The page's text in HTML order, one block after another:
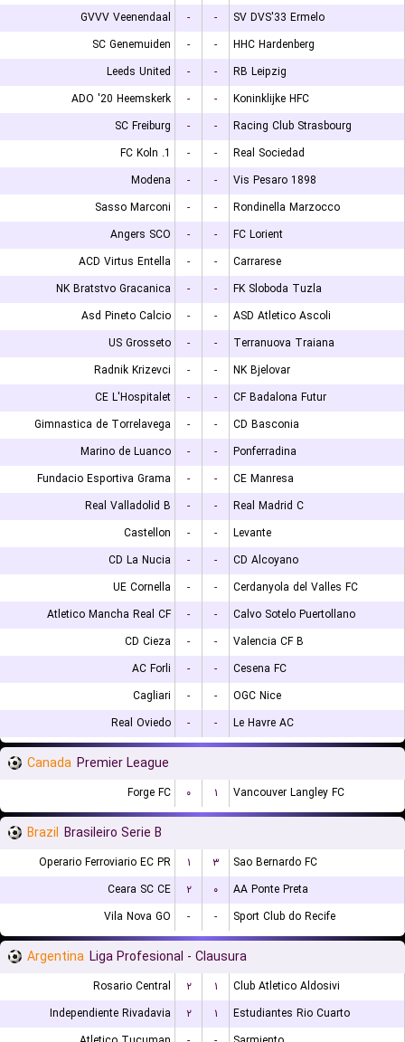
GVVV Veenendaal
- -
SV DVS'33 Ermelo
SC Genemuiden
- -
HHC Hardenberg
Leeds United
- -
RB Leipzig
ADO '20 Heemskerk
- -
Koninklijke HFC
SC Freiburg
- -
Racing Club Strasbourg
1. FC Koln
- -
Real Sociedad
Modena
- -
Vis Pesaro 1898
Sasso Marconi
- -
Rondinella Marzocco
Angers SCO
- -
FC Lorient
ACD Virtus Entella
- -
Carrarese
NK Bratstvo Gracanica
- -
FK Sloboda Tuzla
Asd Pineto Calcio
- -
ASD Atletico Ascoli
US Grosseto
- -
Terranuova Traiana
Radnik Krizevci
- -
NK Bjelovar
CE L'Hospitalet
- -
CF Badalona Futur
Gimnastica de Torrelavega
- -
CD Basconia
Marino de Luanco
- -
Ponferradina
Fundacio Esportiva Grama
- -
CE Manresa
Real Valladolid B
- -
Real Madrid C
Castellon
- -
Levante
CD La Nucia
- -
CD Alcoyano
UE Cornella
- -
Cerdanyola del Valles FC
Atletico Mancha Real CF
- -
Calvo Sotelo Puertollano
CD Cieza
- -
Valencia CF B
AC Forli
- -
Cesena FC
Cagliari
- -
OGC Nice
Real Oviedo
- - Le Havre AC
Canada Premier League
Forge FC ۰ ۱ Vancouver Langley FC
Brazil Brasileiro Serie B
Operario Ferroviario EC PR ۱ ۳
Sao Bernardo FC
Ceara SC CE
۲ ۰
AA Ponte Preta
Vila Nova GO
- - Sport Club do Recife
Argentina Liga Profesional - Clausura
Rosario Central ۲ ۱
Club Atletico Aldosivi
Independiente Rivadavia
۲ ۱
Estudiantes Rio Cuarto